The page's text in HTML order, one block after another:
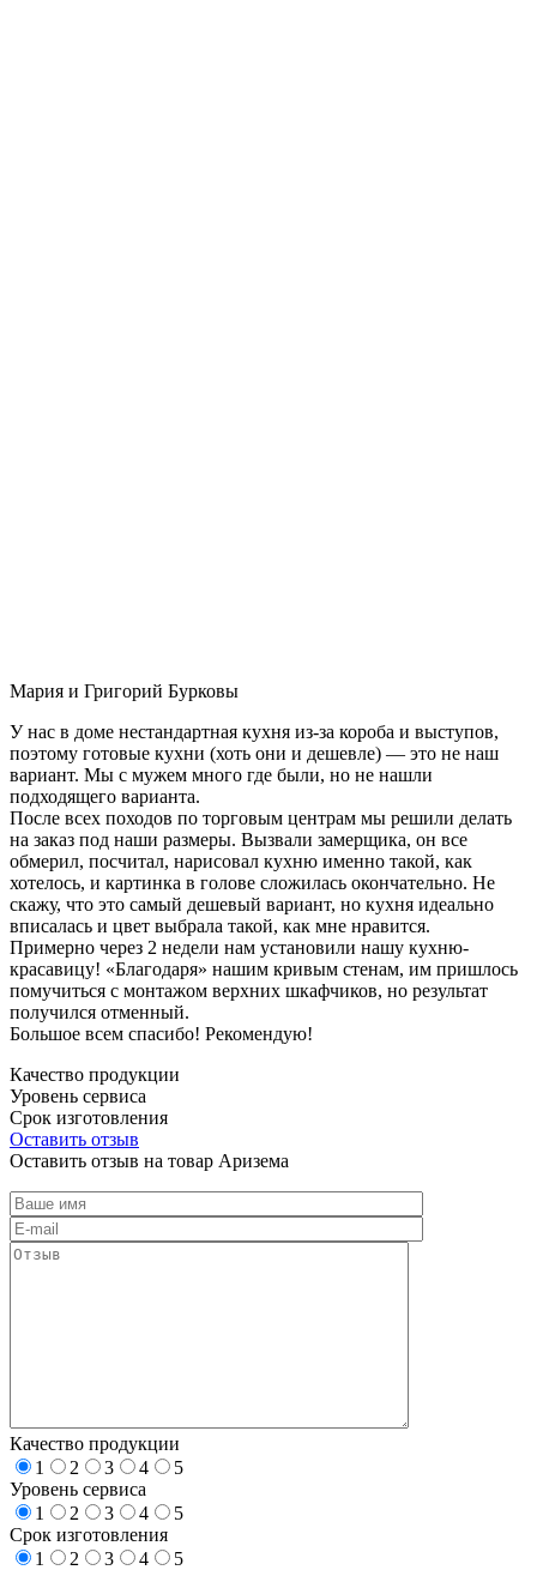
Мария и Григорий Бурковы
У нас в доме нестандартная кухня из-за короба и выступов,
поэтому готовые кухни (хоть они и дешевле) — это не наш
вариант. Мы с мужем много где были, но не нашли
подходящего варианта.
После всех походов по торговым центрам мы решили делать
на заказ под наши размеры. Вызвали замерщика, он все
обмерил, посчитал, нарисовал кухню именно такой, как
хотелось, и картинка в голове сложилась окончательно. Не
скажу, что это самый дешевый вариант, но кухня идеально
вписалась и цвет выбрала такой, как мне нравится.
Примерно через 2 недели нам установили нашу кухню-
красавицу! «Благодаря» нашим кривым стенам, им пришлось
помучиться с монтажом верхних шкафчиков, но результат
получился отменный.
Большое всем спасибо! Рекомендую!
Качество продукции
Уровень сервиса
Срок изготовления
Оставить отзыв
Оставить отзыв на товар Аризема
Качество продукции
1
2 3 4
5
Уровень сервиса
1
2 3 4
5
Срок изготовления
1
2 3 4
5